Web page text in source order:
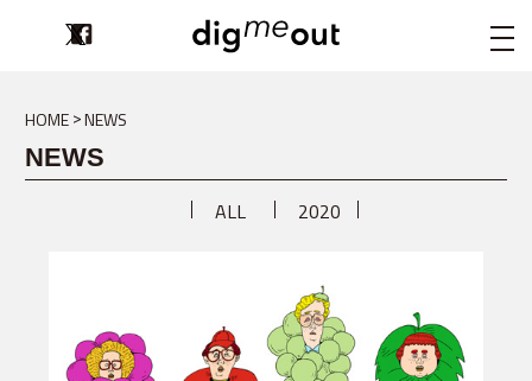
digmeout
HOME NEWS
NEWS
ALL 2020